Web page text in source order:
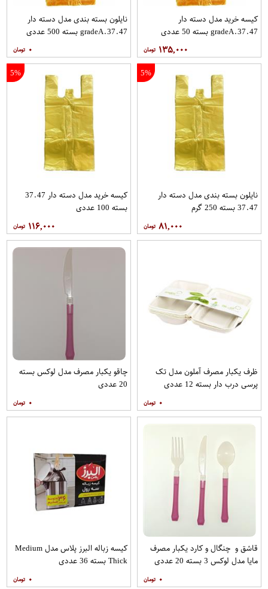
کیسه خرید مدل دسته دار
gradeA.37.47 بسته 50 عددی
۱۳۵,۰۰۰
نایلون بسته بندی مدل دسته دار
gradeA.37.47 بسته 500 عددی
۰
5%
نایلون بسته بندی مدل دسته دار
37.47 بسته 250 گرم
۸۱,۰۰۰
5%
کیسه خرید مدل دسته دار 37.47
بسته 100 عددی
۱۱۶,۰۰۰
ظرف یکبار مصرف آملون مدل تک
پرسی درب دار بسته 12 عددی
۰
چاقو یکبار مصرف مدل لوکس بسته
20 عددی
۰
قاشق و چنگال و کارد یکبار مصرف
مایا مدل لوکس 3 بسته 20 عددی
۰
کیسه زباله البرز پلاس مدل Medium
Thick بسته 36 عددی
۰